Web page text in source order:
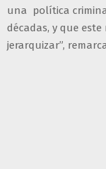
una política
décadas, y que
jerarquizar”,